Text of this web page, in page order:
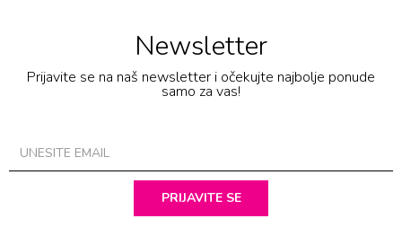
Newsletter
Prijavite se na naš newsletter i očekujte najbolje ponude
samo za vas!
PRIJAVITE SE